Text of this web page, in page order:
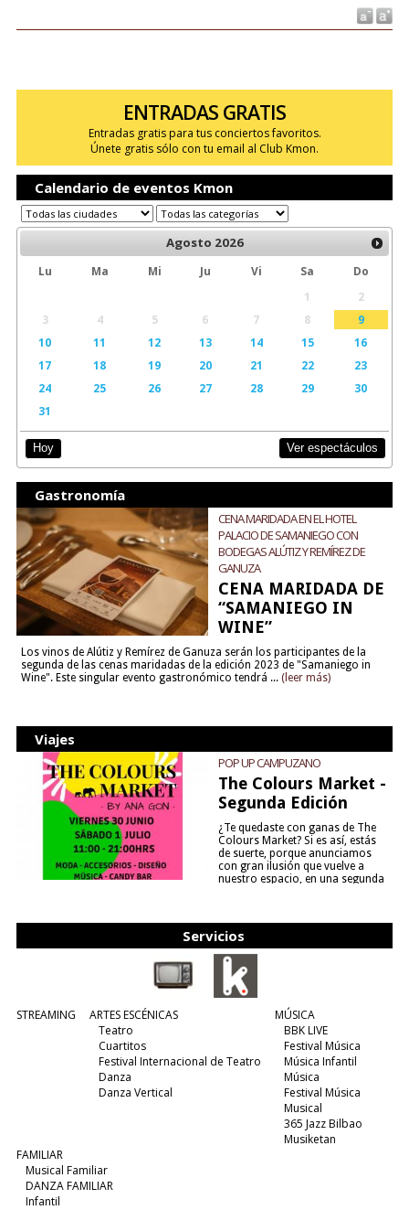
ENTRADAS GRATIS
Entradas gratis para tus conciertos favoritos.
Únete gratis sólo con tu email al Club Kmon.
Calendario de eventos Kmon
Agosto 2026
Lu Ma Mi Ju Vi Sa
Do
1
2
3
4 5 6 7 8
9
10
11 12 13 14 15
16
17
18 19 20 21 22
23
24
25 26 27 28 29
30
31
Hoy Ver espectáculos
Gastronomía
CENA MARIDADA EN EL HOTEL
PALACIO DE SAMANIEGO CON
BODEGAS ALÚTIZ Y REMÍREZ DE
GANUZA
CENA MARIDADA DE
“SAMANIEGO IN
WINE”
Los vinos de Alútiz y Remírez de Ganuza serán los participantes de la
segunda de las cenas maridadas de la edición 2023 de "Samaniego in
Wine". Este singular evento gastronómico tendrá ... (leer más)
Viajes
POP UP CAMPUZANO
The Colours Market -
Segunda Edición
¿Te quedaste con ganas de The
Colours Market? Si es así, estás
de suerte, porque anunciamos
con gran ilusión que vuelve a
nuestro espacio, en una segunda
Servicios
STREAMING
ARTES ESCÉNICAS
Teatro
Cuartitos
Festival Internacional de Teatro
Danza
Danza Vertical
MÚSICA
BBK LIVE
Festival Música
Música Infantil
Música
Festival Música
Musical
365 Jazz Bilbao
Musiketan
FAMILIAR
Musical Familiar
DANZA FAMILIAR
Infantil